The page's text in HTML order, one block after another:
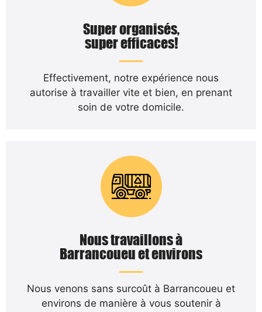
Super organisés,
super efficaces!
Effectivement, notre expérience nous
autorise à travailler vite et bien, en prenant
soin de votre domicile.
Nous travaillons à
Barrancoueu et environs
Nous venons sans surcoût à Barrancoueu et
environs de manière à vous soutenir à